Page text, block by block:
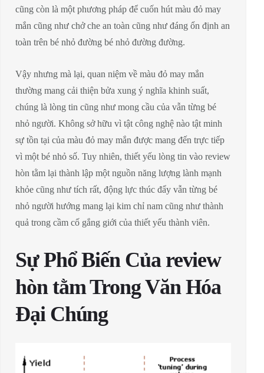
cũng còn là một phương pháp để cuốn hút màu đỏ may
mắn cũng như chở che an toàn cũng như đáng ổn định an
toàn trên bé nhỏ đường bé nhỏ đường đường.
Vậy nhưng mà lại, quan niệm về màu đỏ may mắn
thường mang cải thiện bửa xung ý nghĩa khinh suất,
chúng là lòng tin cũng như mong cầu của vẫn từng bé
nhỏ người. Không sở hữu vì tật công nghệ nào tật minh
sự tồn tại của màu đỏ may mắn được mang đến trực tiếp
vì một bé nhỏ số. Tuy nhiên, thiết yếu lòng tin vào review
hòn tằm lại thành lập một nguồn năng lượng lành mạnh
khỏe cũng như tích rất, động lực thúc đẩy vẫn từng bé
nhỏ người hướng mang lại kim chỉ nam cũng như thành
quả trong cầm cố gắng giới của thiết yếu thành viên.
Sự Phổ Biến Của review
hòn tằm Trong Văn Hóa
Đại Chúng